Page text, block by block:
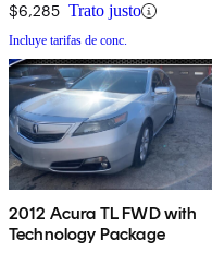
$6,285 Trato justo
Incluye tarifas de conc.
2012 Acura TL FWD with
Technology Package